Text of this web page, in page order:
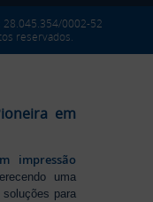
28.045.354/0002-52
reservados.
em
impressão
uma
para